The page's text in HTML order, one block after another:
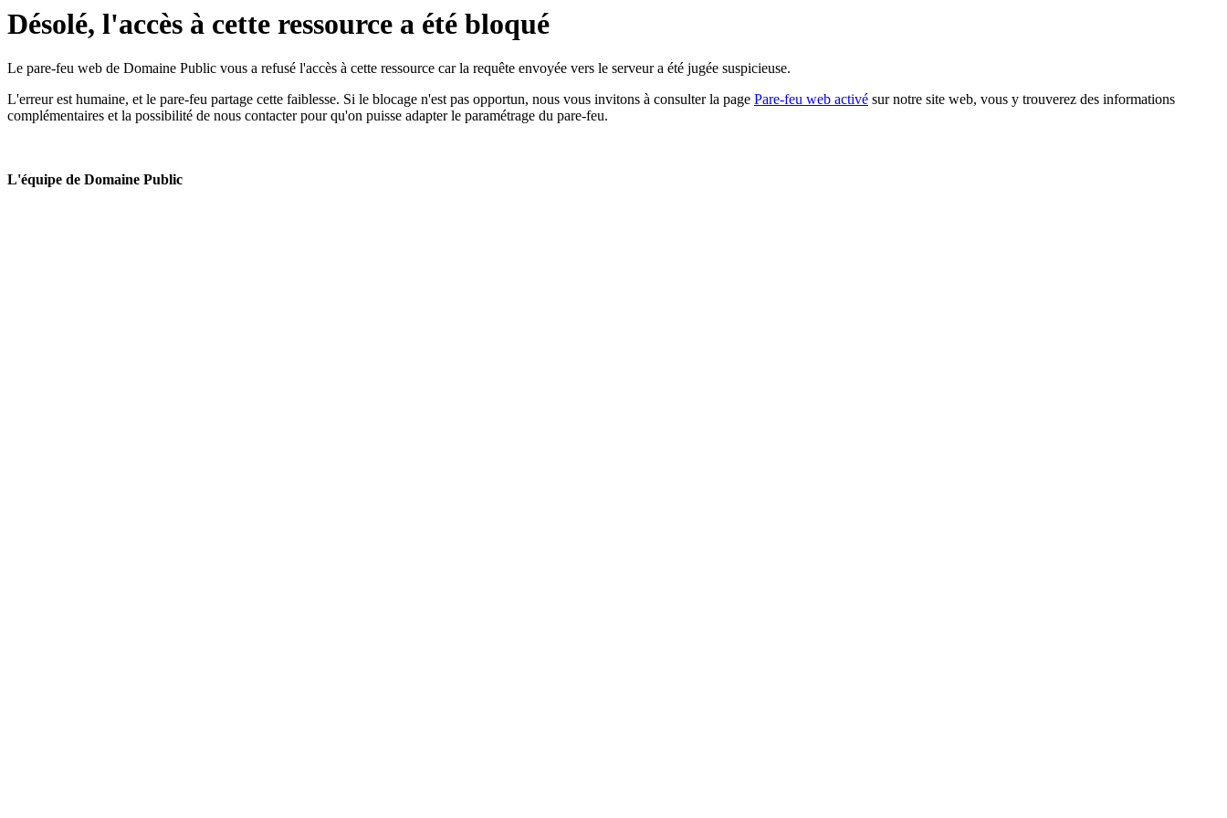
Désolé, l'accès à cette ressource a été bloqué
Le pare-feu web de Domaine Public vous a refusé l'accès à cette ressource car la requête envoyée vers le serveur a été jugée suspicieuse.
L'erreur est humaine, et le pare-feu partage cette faiblesse. Si le blocage n'est pas opportun, nous vous invitons à consulter la page Pare-feu web activé sur notre site web, vous y trouverez des informations
complémentaires et la possibilité de nous contacter pour qu'on puisse adapter le paramétrage du pare-feu.
L'équipe de Domaine Public